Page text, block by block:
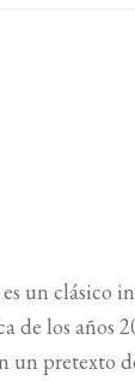
es un clásico
de los años
un pretexto